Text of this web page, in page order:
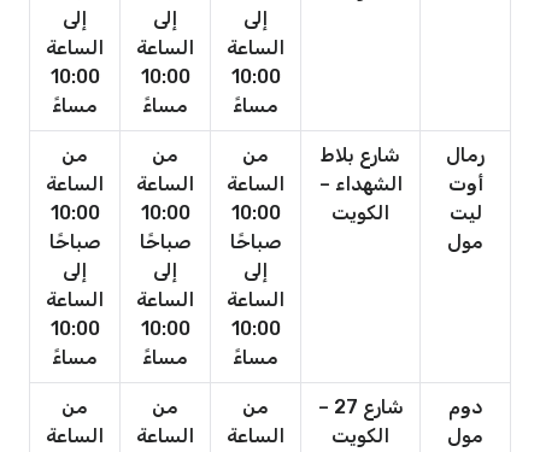
إلى
الساعة
10:00
مساءً
إلى
الساعة
10:00
مساءً
إلى
الساعة
10:00
مساءً
رمال
أوت
ليت
مول
شارع بلاط
الشهداء –
الكويت
من
الساعة
10:00
صباحًا
إلى
الساعة
10:00
مساءً
من
الساعة
10:00
صباحًا
إلى
الساعة
10:00
مساءً
من
الساعة
10:00
صباحًا
إلى
الساعة
10:00
مساءً
دوم
مول
شارع 27 –
الكويت
من
الساعة
من
الساعة
من
الساعة